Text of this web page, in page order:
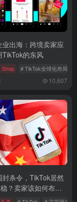
府
业出海：跨境卖家应
TikTok的东风
Shop # TikTok全球化布局
10,607
封杀令，TikTok居然
稳？卖家该如何布